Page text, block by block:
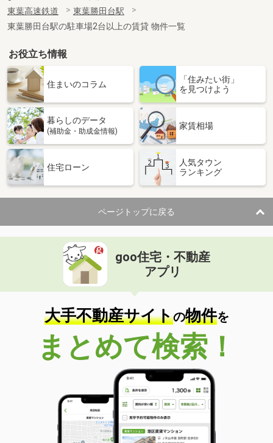
東葉高速鉄道
東葉勝田台駅
東葉勝田台駅の駐車場2台以上の賃貸 物件一覧
お役立ち情報
住まいのコラム
「住みたい街」
を見つけよう
暮らしのデータ
(補助金・助成金情報)
家賃相場
住宅ローン
人気タウン
ランキング
ページトップに戻る
goo住宅・不動産
アプリ
大手不動産サイトの物件を
まとめて検索！